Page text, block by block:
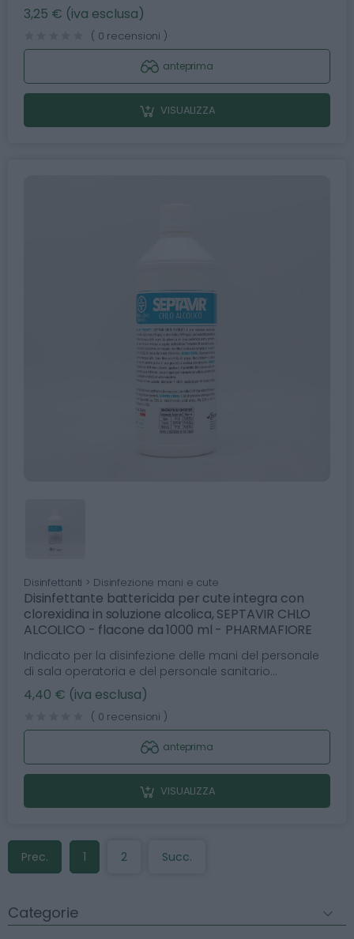
3,25 € (iva esclusa)
( 0 recensioni )
anteprima
VISUALIZZA
Disinfettanti > Disinfezione mani e cute
Disinfettante battericida per cute integra con
clorexidina in soluzione alcolica, SEPTAVIR CHLO
ALCOLICO - flacone da 1000 ml - PHARMAFIORE
Indicato per la disinfezione delle mani del personale
di sala operatoria e del personale sanitario...
4,40 € (iva esclusa)
( 0 recensioni )
anteprima
VISUALIZZA
Prec. 1 2 Succ.
Categorie